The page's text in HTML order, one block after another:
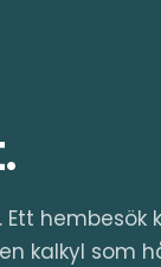
hembesök
kalkyl som